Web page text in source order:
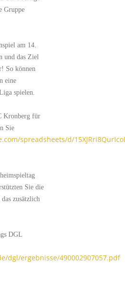
Gruppe
am 14.
und das Ziel
So können
eine
spielen.
Kronberg für
Sie
spreadsheets/d/
Sie die
zusätzlich
DGL
dgl/ergebnisse/490002907057.pdf